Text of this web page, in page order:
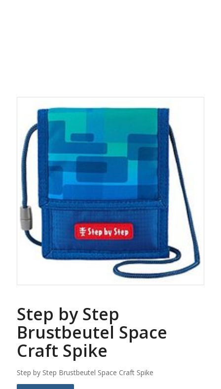
Step by Step
Brustbeutel Space
Craft Spike
Step by Step Brustbeutel Space Craft Spike